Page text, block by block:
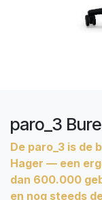
paro_3
De paro_3 is de
Hager — een
dan 600.000
en nog steeds